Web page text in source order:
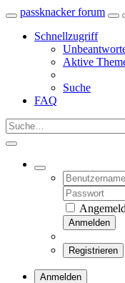
passknacker forum
Schnellzugriff
Aktive
Suche
FAQ
Anmelden
Registrieren
Anmelden